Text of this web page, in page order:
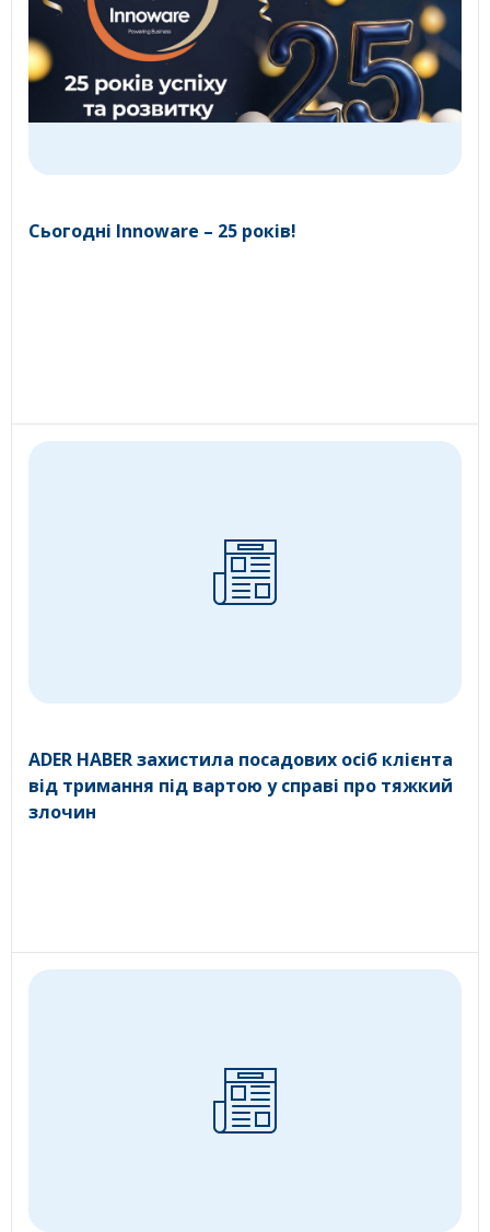
Сьогодні Innoware – 25 років!
ADER HABER захистила посадових осіб клієнта
від тримання під вартою у справі про тяжкий
злочин